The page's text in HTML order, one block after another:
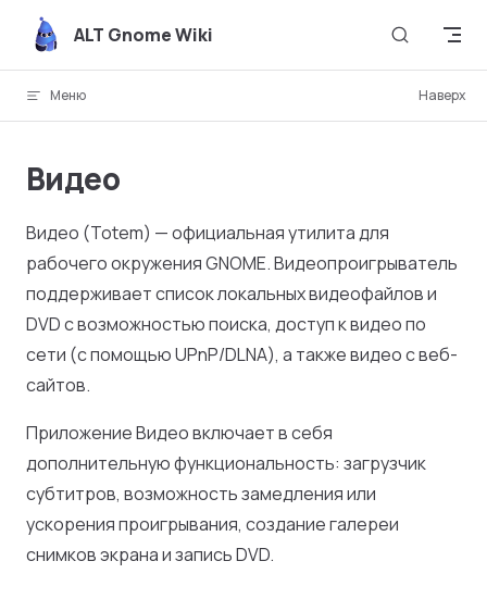
Skip to content
ALT Gnome Wiki
Меню Наверх
Видео
Видео (Totem) — официальная утилита для
рабочего окружения GNOME. Видеопроигрыватель
поддерживает список локальных видеофайлов и
DVD с возможностью поиска, доступ к видео по
сети (с помощью UPnP/DLNA), а также видео с веб-
сайтов.
Приложение Видео включает в себя
дополнительную функциональность: загрузчик
субтитров, возможность замедления или
ускорения проигрывания, создание галереи
снимков экрана и запись DVD.